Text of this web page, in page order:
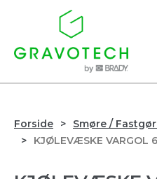
Forside
Smøre /
KJØLEVÆSKE VARGOL